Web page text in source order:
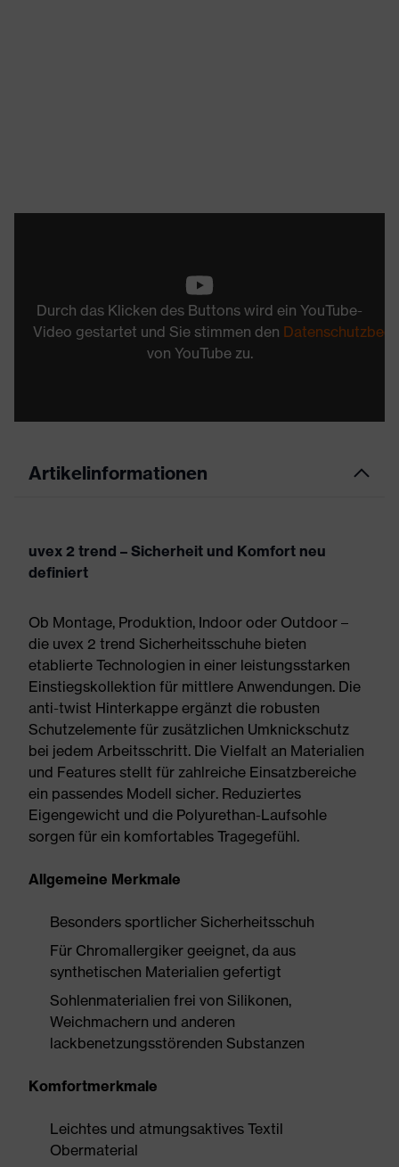
Durch das Klicken des Buttons wird ein YouTube-
Video gestartet und Sie stimmen den
von YouTube zu.
Artikelinformationen
uvex 2 trend – Sicherheit und Komfort neu
definiert
Ob Montage, Produktion, Indoor oder Outdoor –
die uvex 2 trend Sicherheitsschuhe bieten
etablierte Technologien in einer leistungsstarken
Einstiegskollektion für mittlere Anwendungen. Die
anti-twist Hinterkappe ergänzt die robusten
Schutzelemente für zusätzlichen Umknickschutz
bei jedem Arbeitsschritt. Die Vielfalt an Materialien
und Features stellt für zahlreiche Einsatzbereiche
ein passendes Modell sicher. Reduziertes
Eigengewicht und die Polyurethan-Laufsohle
sorgen für ein komfortables Tragegefühl.
Allgemeine Merkmale
Besonders sportlicher Sicherheitsschuh
Für Chromallergiker geeignet, da aus
synthetischen Materialien gefertigt
Sohlenmaterialien frei von Silikonen,
Weichmachern und anderen
lackbenetzungsstörenden Substanzen
Komfortmerkmale
Leichtes und atmungsaktives Textil
Obermaterial